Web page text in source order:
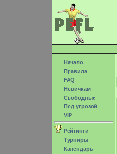
Начало
Правила
FAQ
Новичкам
Свободные
Под угрозой
VIP
Рейтинги
Турниры
Календарь